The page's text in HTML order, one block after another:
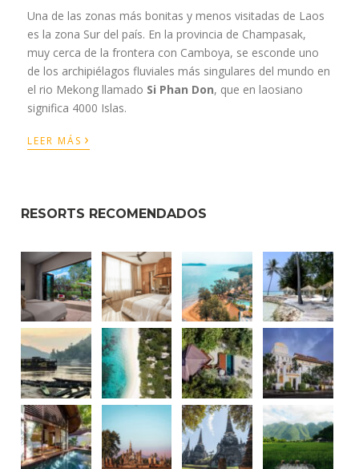
Una de las zonas más bonitas y menos visitadas de Laos
es la zona Sur del país. En la provincia de Champasak,
muy cerca de la frontera con Camboya, se esconde uno
de los archipiélagos fluviales más singulares del mundo en
el rio Mekong llamado Si Phan Don, que en laosiano
significa 4000 Islas.
LEER MÁS ›
RESORTS RECOMENDADOS